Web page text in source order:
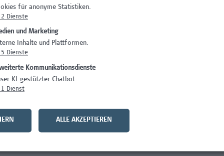
von 39 Wochenstunden
der Hochschule Campus Wien und hängt von den
Mindestentgelt beträgt EUR 3.764,-- brutto monatlich
5 anrechenbaren Berufsjahren) - die Hochschule Campus
für anonyme Statistiken.
2 Dienste
und Marketing
Inhalte und Plattformen.
5 Dienste
Kommunikationsdienste
KI-gestützter Chatbot.
1 Dienst
ALLE AKZEPTIEREN